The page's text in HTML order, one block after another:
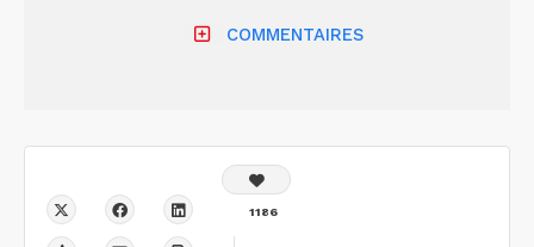
COMMENTAIRES
1186